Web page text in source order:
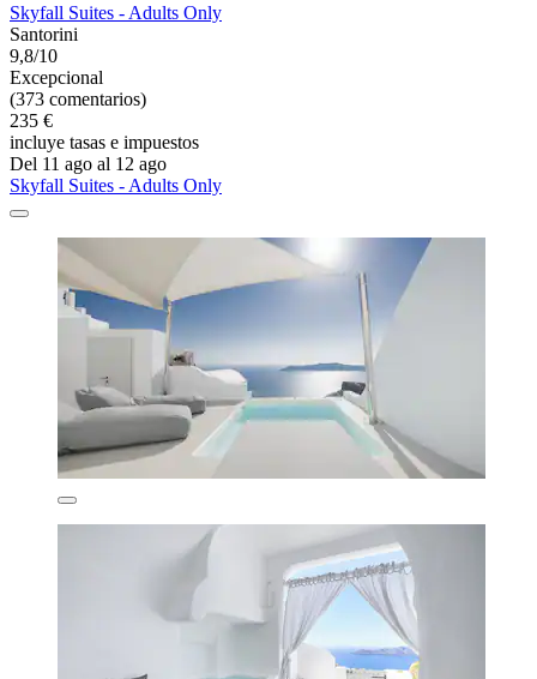
Skyfall Suites - Adults Only
Santorini
9,8/10
Excepcional
(373 comentarios)
235 €
incluye tasas e impuestos
Del 11 ago al 12 ago
Skyfall Suites - Adults Only